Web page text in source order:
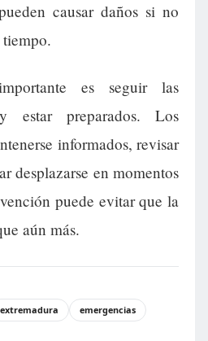
causar daños si no
es seguir las
y estar preparados. Los
informados, revisar
desplazarse en momentos
puede evitar que la
aún más.
extremadura
emergencias